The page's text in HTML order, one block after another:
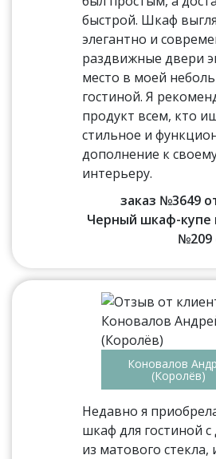
быстрой. Шкаф
элегантно и
раздвижные двери
место в моей
гостиной. Я
продукт всем, кто
стильное и
дополнение к
интерьеру.
заказ №3649
Черный шкаф-купе
№209
Коновалов
(Королёв)
Недавно я
шкаф для гостиной
из матового